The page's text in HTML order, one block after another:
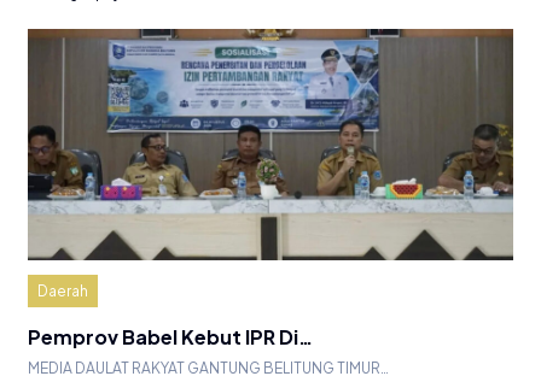
Daerah
Pemprov Babel Kebut IPR Di…
MEDIA DAULAT RAKYAT GANTUNG BELITUNG TIMUR…